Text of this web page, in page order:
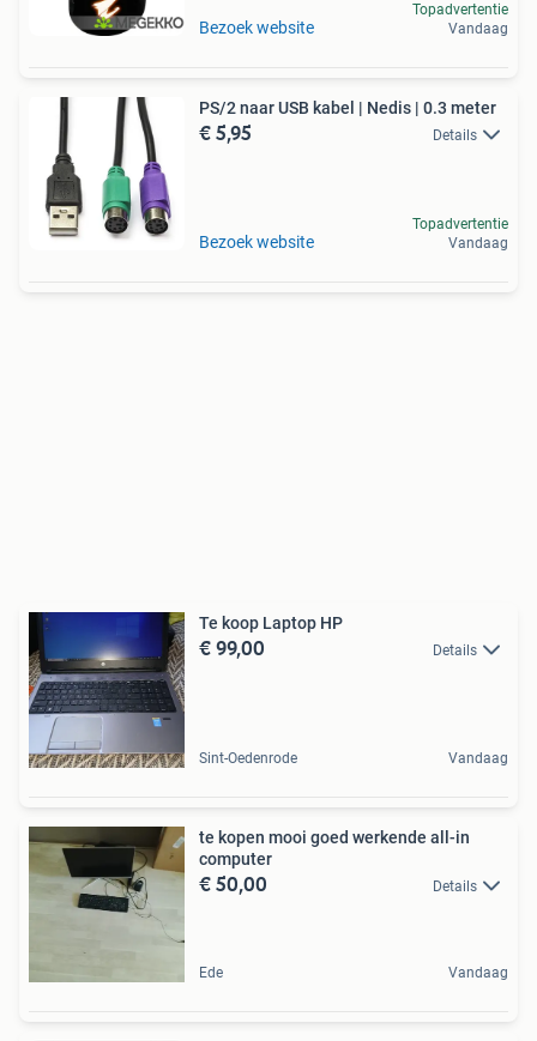
Bezoek website
Topadvertentie
Vandaag
PS/2 naar USB kabel | Nedis | 0.3 meter
€ 5,95 Details
Bezoek website
Topadvertentie
Vandaag
Te koop Laptop HP
€ 99,00 Details
Sint-Oedenrode Vandaag
te kopen mooi goed werkende all-in
computer
€ 50,00 Details
Ede Vandaag